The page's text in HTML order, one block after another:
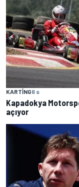
KARTING6 s
Kapadokya
açıyor